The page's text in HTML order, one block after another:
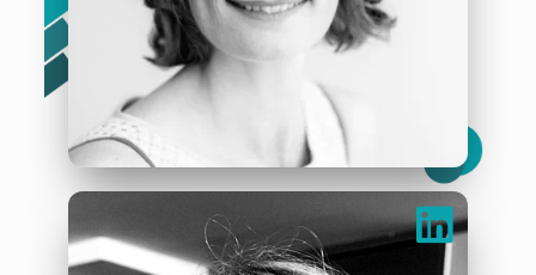
Marianne Arriau
« L’art, c’est le plus court chemin de l’homme à l’homme »
– A. Malraux